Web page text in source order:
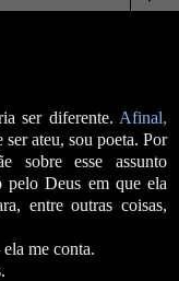
ser diferente. Afinal,
ser ateu, sou poeta. Por
sobre esse assunto
pelo Deus em que ela
entre outras coisas,
me conta.